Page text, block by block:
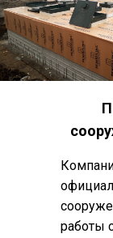
работы